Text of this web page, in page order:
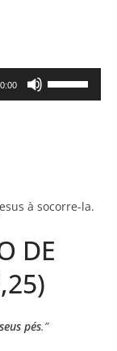
Use
as
para
para
diminuir
à socorre-la.
DE
pés.”